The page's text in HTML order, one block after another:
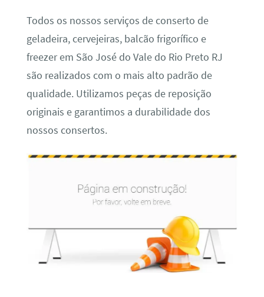
Todos os nossos serviços de conserto de
geladeira, cervejeiras, balcão frigorífico e
freezer em São José do Vale do Rio Preto RJ
são realizados com o mais alto padrão de
qualidade. Utilizamos peças de reposição
originais e garantimos a durabilidade dos
nossos consertos.